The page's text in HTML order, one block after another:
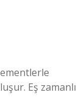
Eş zamanlı